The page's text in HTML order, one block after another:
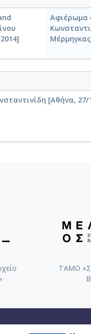
Αφιέρωμα
[Αθήνα,
ΤΑΜΟ